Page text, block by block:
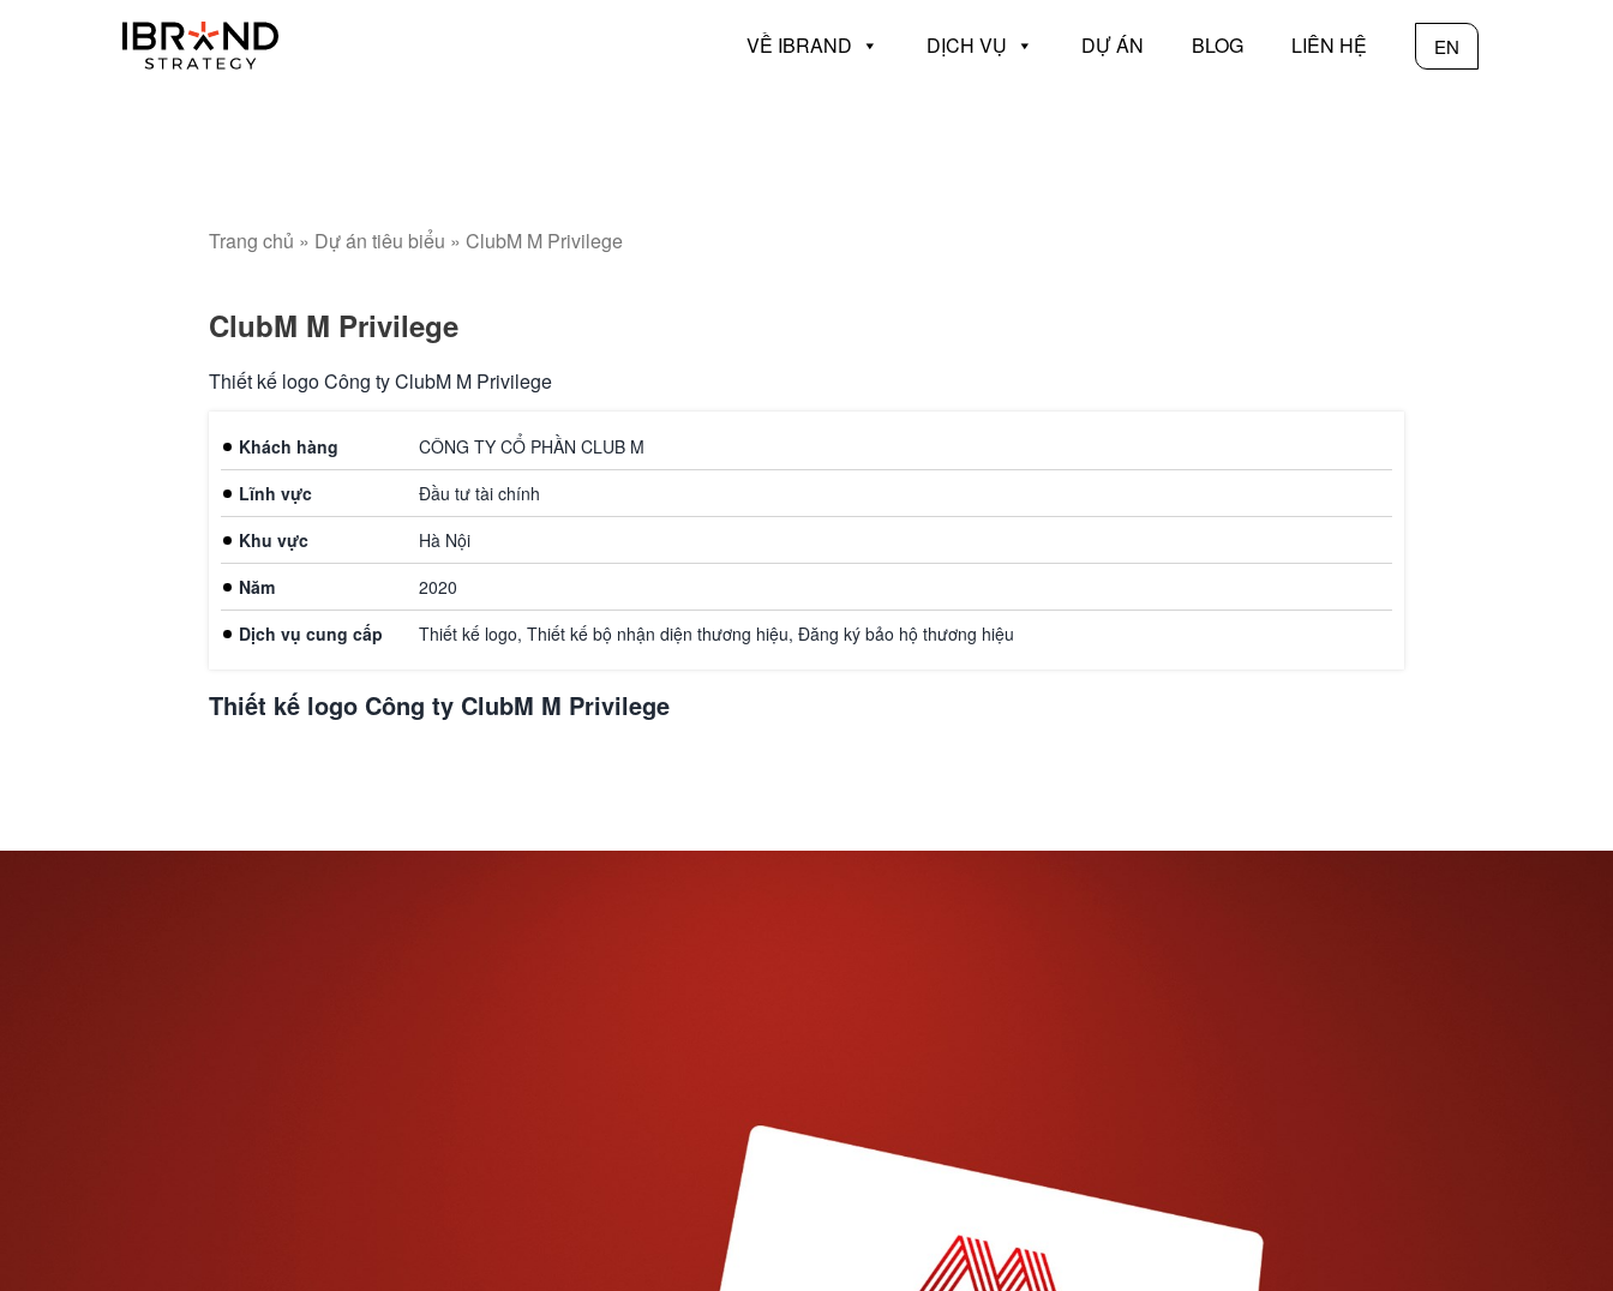
VỀ IBRAND DỊCH VỤ DỰ ÁN BLOG LIÊN HỆ EN
Trang chủ » Dự án tiêu biểu »ClubM M Privilege
ClubM M Privilege
Thiết kế logo Công ty ClubM M Privilege
Khách hàng
CÔNG TY CỔ PHẦN CLUB M
Lĩnh vực
Đầu tư tài chính
Khu vực
Hà Nội
Năm
2020
Dịch vụ cung cấp
Thiết kế logo, Thiết kế bộ nhận diện thương hiệu, Đăng ký bảo hộ thương hiệu
Thiết kế logo Công ty ClubM M Privilege